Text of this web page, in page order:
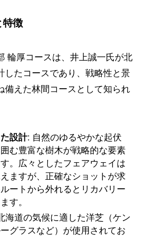
特徴
輪厚コースは、井上誠一氏が北
したコースであり、戦略性と景
備えた林間コースとして知られ
設計: 自然のゆるやかな起伏
む豊富な樹木が戦略的な要素
。広々としたフェアウェイは
ますが、正確なショットが求
ートから外れるとリカバリー
す。
海道の気候に適した洋芝（ケン
グラスなど）が使用されてお